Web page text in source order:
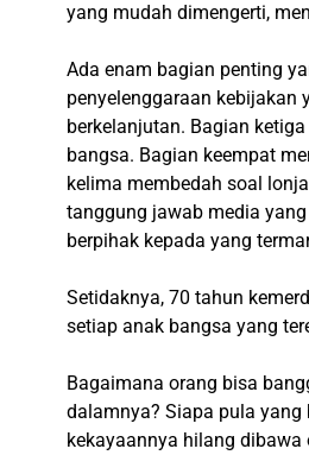
yang mudah dimengerti,
Ada enam bagian penting
penyelenggaraan kebijakan
berkelanjutan. Bagian
bangsa. Bagian keempat
kelima membedah soal
tanggung jawab media
berpihak kepada yang
Setidaknya, 70 tahun
setiap anak bangsa yang
Bagaimana orang bisa
dalamnya? Siapa pula
kekayaannya hilang dibawa